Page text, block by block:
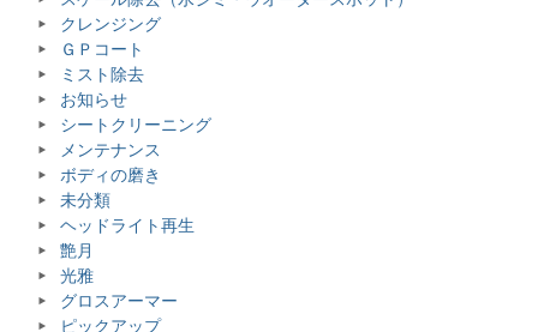
クレンジング
ＧＰコート
ミスト除去
お知らせ
シートクリーニング
メンテナンス
ボディの磨き
未分類
ヘッドライト再生
艶月
光雅
グロスアーマー
ピックアップ